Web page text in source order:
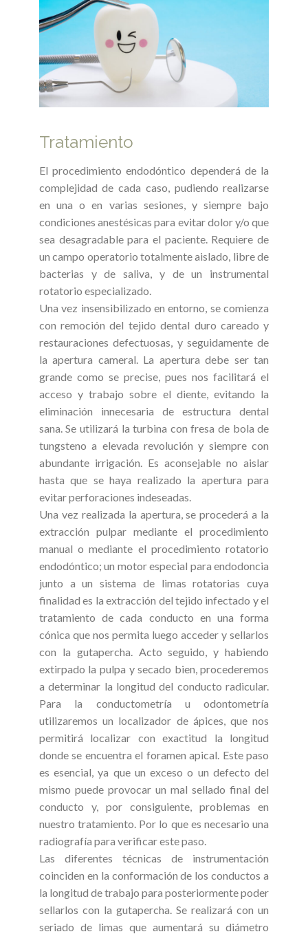
Tratamiento
El procedimiento endodóntico dependerá de la
complejidad de cada caso, pudiendo realizarse
en una o en varias sesiones, y siempre bajo
condiciones anestésicas para evitar dolor y/o que
sea desagradable para el paciente. Requiere de
un campo operatorio totalmente aislado, libre de
bacterias y de saliva, y de un instrumental
rotatorio especializado.
Una vez insensibilizado en entorno, se comienza
con remoción del tejido dental duro careado y
restauraciones defectuosas, y seguidamente de
la apertura cameral. La apertura debe ser tan
grande como se precise, pues nos facilitará el
acceso y trabajo sobre el diente, evitando la
eliminación innecesaria de estructura dental
sana. Se utilizará la turbina con fresa de bola de
tungsteno a elevada revolución y siempre con
abundante irrigación. Es aconsejable no aislar
hasta que se haya realizado la apertura para
evitar perforaciones indeseadas.
Una vez realizada la apertura, se procederá a la
extracción pulpar mediante el procedimiento
manual o mediante el procedimiento rotatorio
endodóntico; un motor especial para endodoncia
junto a un sistema de limas rotatorias cuya
finalidad es la extracción del tejido infectado y el
tratamiento de cada conducto en una forma
cónica que nos permita luego acceder y sellarlos
con la gutapercha. Acto seguido, y habiendo
extirpado la pulpa y secado bien, procederemos
a determinar la longitud del conducto radicular.
Para la conductometría u odontometría
utilizaremos un localizador de ápices, que nos
permitirá localizar con exactitud la longitud
donde se encuentra el foramen apical. Este paso
es esencial, ya que un exceso o un defecto del
mismo puede provocar un mal sellado final del
conducto y, por consiguiente, problemas en
nuestro tratamiento. Por lo que es necesario una
radiografía para verificar este paso.
Las diferentes técnicas de instrumentación
coinciden en la conformación de los conductos a
la longitud de trabajo para posteriormente poder
sellarlos con la gutapercha. Se realizará con un
seriado de limas que aumentará su diámetro